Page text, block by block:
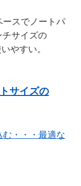
ースでノートパ
チサイズの
やすい。
サイズの
・・・最適な